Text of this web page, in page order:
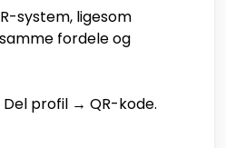
system, ligesom
fordele og
profil → QR-kode.